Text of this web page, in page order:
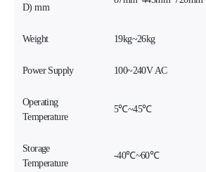
D) mm
Weight 19kg~26kg
Power Supply 100~240V AC
Operating
Temperature
5℃~45℃
Storage
Temperature
-40℃~60℃